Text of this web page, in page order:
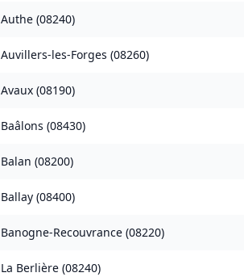
Authe (08240)
Auvillers-les-Forges (08260)
Avaux (08190)
Baâlons (08430)
Balan (08200)
Ballay (08400)
Banogne-Recouvrance (08220)
La Berlière (08240)